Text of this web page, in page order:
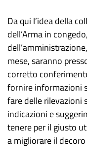
Da qui l’idea della
dell’Arma in
mese, saranno
corretto
fornire informazioni
fare delle rilevazioni
indicazioni e
tenere per il giusto
a migliorare il